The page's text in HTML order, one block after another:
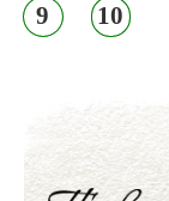
9 10